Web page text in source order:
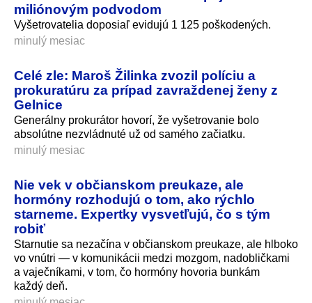
miliónovým podvodom
Vyšetrovatelia doposiaľ evidujú 1 125 poškodených.
minulý mesiac
Celé zle: Maroš Žilinka zvozil políciu a
prokuratúru za prípad zavraždenej ženy z
Gelnice
Generálny prokurátor hovorí, že vyšetrovanie bolo
absolútne nezvládnuté už od samého začiatku.
minulý mesiac
Nie vek v občianskom preukaze, ale
hormóny rozhodujú o tom, ako rýchlo
starneme. Expertky vysvetľujú, čo s tým
robiť
Starnutie sa nezačína v občianskom preukaze, ale hlboko
vo vnútri — v komunikácii medzi mozgom, nadobličkami
a vaječníkami, v tom, čo hormóny hovoria bunkám
každý deň.